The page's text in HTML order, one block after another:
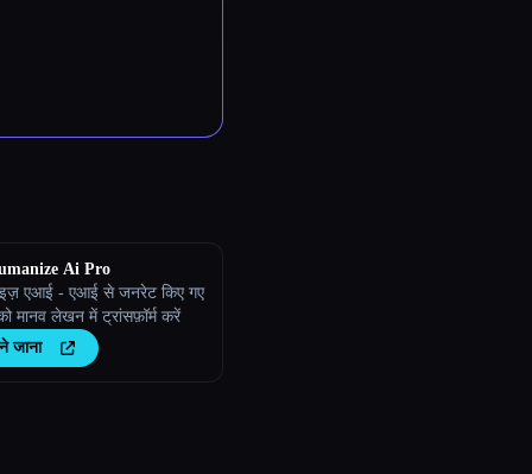
Ai Pro
एआई - एआई से जनरेट किए गए
मानव लेखन में ट्रांसफ़ॉर्म करें
जाना